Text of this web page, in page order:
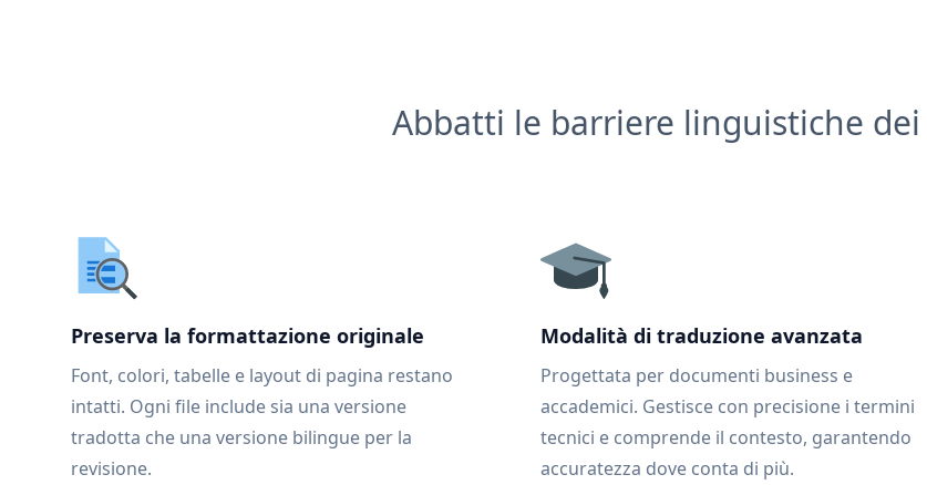
Abbatti le barriere linguistiche
Preserva la formattazione originale
Font, colori, tabelle e layout di pagina restano
intatti. Ogni file include sia una versione
tradotta che una versione bilingue per la
revisione.
Modalità di traduzione avanzata
Progettata per documenti business e
accademici. Gestisce con precisione i termini
tecnici e comprende il contesto, garantendo
accuratezza dove conta di più.